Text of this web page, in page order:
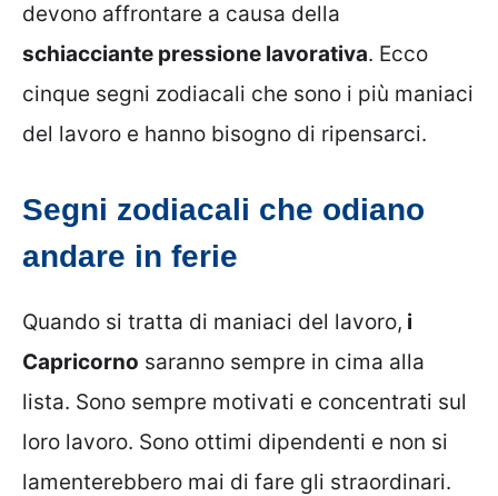
devono affrontare a causa della
schiacciante pressione lavorativa. Ecco
cinque segni zodiacali che sono i più maniaci
del lavoro e hanno bisogno di ripensarci.
Segni zodiacali che odiano
andare in ferie
Quando si tratta di maniaci del lavoro, i
Capricorno saranno sempre in cima alla
lista. Sono sempre motivati ​​e concentrati sul
loro lavoro. Sono ottimi dipendenti e non si
lamenterebbero mai di fare gli straordinari.